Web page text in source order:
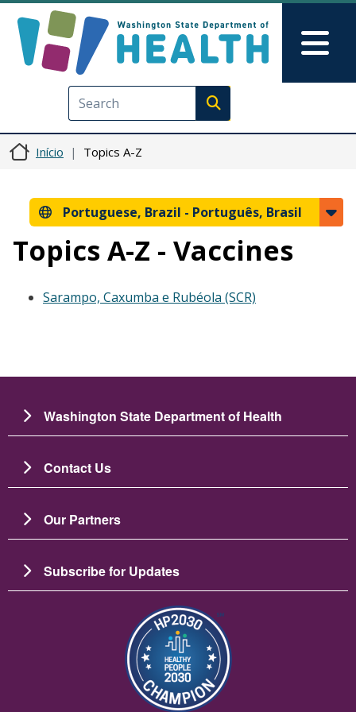
Execute search
Início Topics A-Z
Portuguese, Brazil - Português, Brasil
Topics A-Z - Vaccines
Sarampo, Caxumba e Rubéola (SCR)
Washington State Department of Health
Contact Us
Our Partners
Subscribe for Updates
Imagem